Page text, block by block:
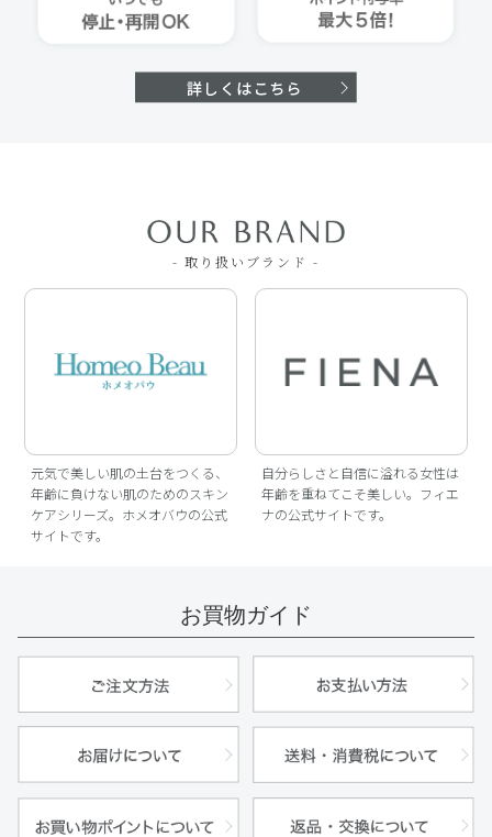
- 取り扱いブランド -
元気で美しい肌の土台をつくる、
年齢に負けない肌のためのスキン
ケアシリーズ。ホメオバウの公式
サイトです。
自分らしさと自信に溢れる女性は
年齢を重ねてこそ美しい。フィエ
ナの公式サイトです。
お買物ガイド